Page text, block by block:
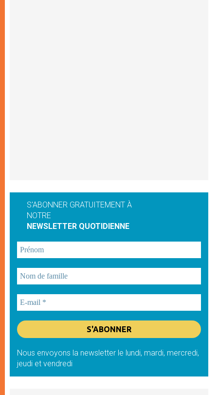
S'ABONNER GRATUITEMENT À
NOTRE
NEWSLETTER QUOTIDIENNE
Nous envoyons la newsletter le lundi, mardi, mercredi,
jeudi et vendredi